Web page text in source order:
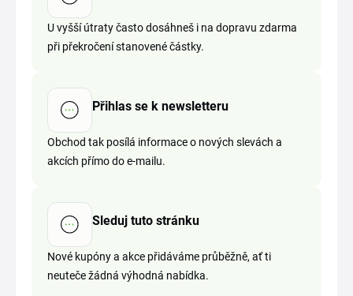
U vyšší útraty často dosáhneš i na dopravu zdarma
při překročení stanovené částky.
Přihlas se k newsletteru
Obchod tak posílá informace o nových slevách a
akcích přímo do e-mailu.
Sleduj tuto stránku
Nové kupóny a akce přidáváme průběžně, ať ti
neuteče žádná výhodná nabídka.